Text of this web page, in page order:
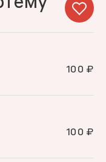
100 ₽
100 ₽